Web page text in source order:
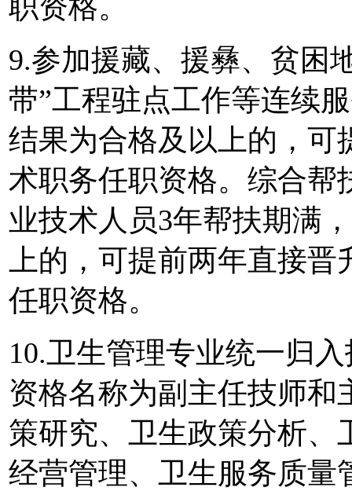
职资格。
9.参加援藏、援彝、贫困
带”工程驻点工作等连续
结果为合格及以上的，可
术职务任职资格。综合帮
业技术人员3年帮扶期满
上的，可提前两年直接
任职资格。
10.卫生管理专业统一归
资格名称为副主任技师和
策研究、卫生政策分析、
经营管理、卫生服务质量